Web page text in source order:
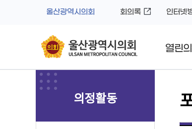
울산광역시의회 회의록 인터넷
열린
의정활동